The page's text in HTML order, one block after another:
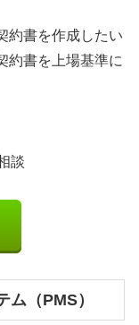
約書を作成したい
約書を上場基準に
談
（PMS）